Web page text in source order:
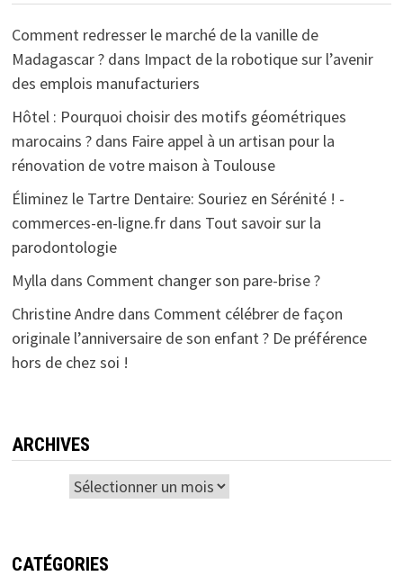
Comment redresser le marché de la vanille de
Madagascar ?dans Impact de la robotique sur l’avenir
des emplois manufacturiers
Hôtel : Pourquoi choisir des motifs géométriques
marocains ?dans Faire appel à un artisan pour la
rénovation de votre maison à Toulouse
Éliminez le Tartre Dentaire: Souriez en Sérénité ! -
commerces-en-ligne.frdans Tout savoir sur la
parodontologie
Mylla dans Comment changer son pare-brise ?
Christine Andredans Comment célébrer de façon
originale l’anniversaire de son enfant ? De préférence
hors de chez soi !
ARCHIVES
CATÉGORIES